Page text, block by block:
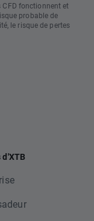
fonctionnent et
probable de
le risque de pertes